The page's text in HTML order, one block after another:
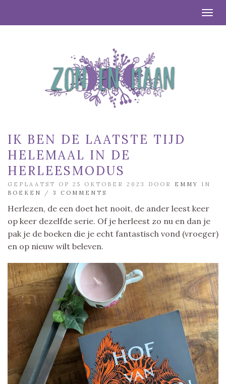
IK BEN DE LAATSTE TIJD
HELEMAAL IN DE
HERLEESMODUS
GEPLAATST OP 25 OKTOBER 2023 DOOR EMMY
IN
BOEKEN
/ 3 COMMENTS
Herlezen, de een doet het nooit, de ander leest keer
op keer dezelfde serie. Of je herleest zo nu en dan je
pak je de boeken die je echt fantastisch vond (vroeger)
en op nieuw wilt beleven.